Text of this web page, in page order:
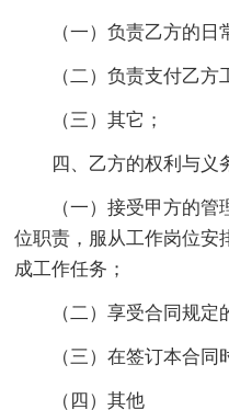
（一）负责乙方的日
（二）负责支付乙方工
（三）其它；
四、乙方的权利与义
（一）接受甲方的管
位职责，服从工作岗位安
成工作任务；
（二）享受合同规定
（三）在签订本合同时
（四）其他